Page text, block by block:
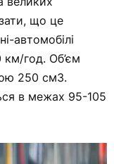
що це
автомобілі
км/год. Об’єм
250 см3.
в межах 95-105